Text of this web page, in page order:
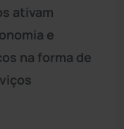
ativam
e
na forma de